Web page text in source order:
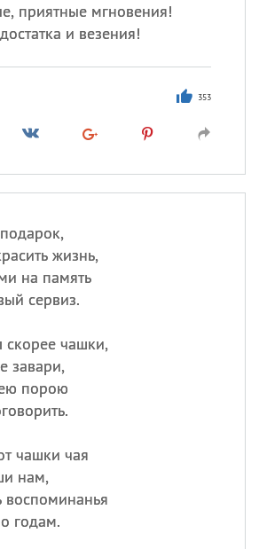
приятные мгновения!
и везения!
353
жизнь,
на память
сервиз.
скорее чашки,
завари,
порою
чашки чая
нам,
воспоминанья
годам.